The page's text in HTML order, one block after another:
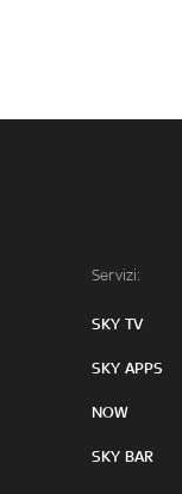
Servizi:
SKY TV
SKY APPS
NOW
SKY BAR